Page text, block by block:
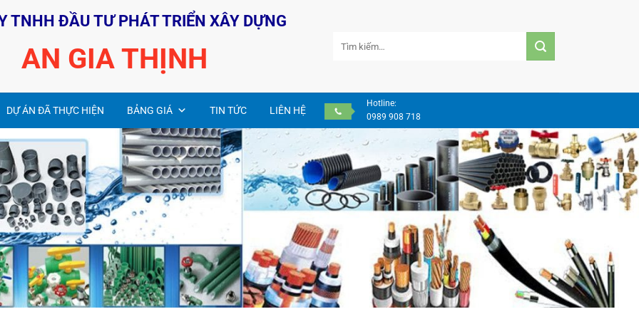
TNHH ĐẦU TƯ PHÁT TRIỂN XÂY DỰNG
AN GIA THỊNH
kiếm:
DỰ ÁN ĐÃ THỰC HIỆN BẢNG GIÁ TIN TỨC LIÊN HỆ
Hotline:
0989 908 718